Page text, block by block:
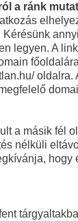
a ránk
Kérésünk
legyen. A
oldalra.
a másik fél
nélküli
hogy